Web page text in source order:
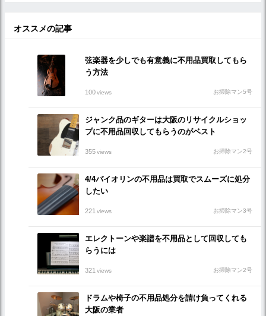
オススメの記事
弦楽器を少しでも有意義に不用品買取してもら
う方法
100views お掃除マン5号
ジャンク品のギターは大阪のリサイクルショッ
プに不用品回収してもらうのがベスト
355views お掃除マン2号
4/4バイオリンの不用品は買取でスムーズに処分
したい
221 views お掃除マン3号
エレクトーンや楽譜を不用品として回収しても
らうには
321 views お掃除マン2号
ドラムや椅子の不用品処分を請け負ってくれる
大阪の業者